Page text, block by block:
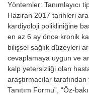
Yöntemler: Tanımlayıcı
Haziran 2017 tarihleri
kardiyoloji polikliniğine
en az 6 ay önce kronik
bilişsel sağlık düzeyleri
cevaplamaya uygun ve
kalp yetersizliği olan
araştırmacılar
Tanıtım Formu”, “Öz-